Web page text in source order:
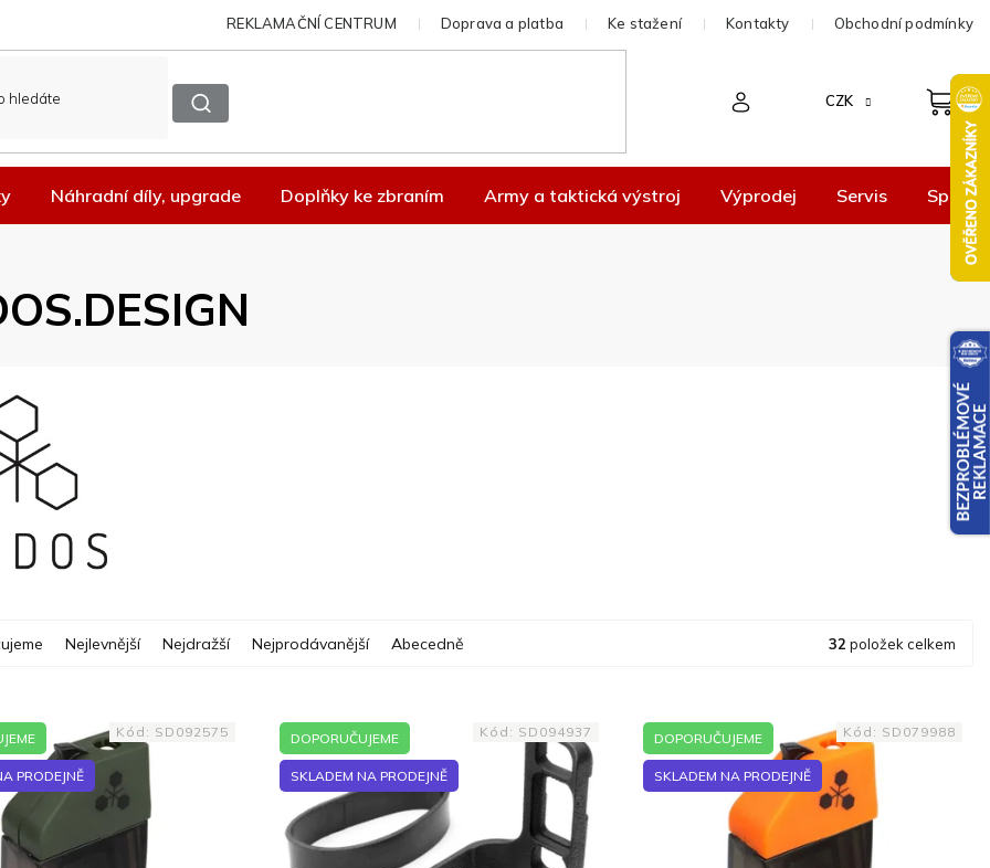
REKLAMAČNÍ CENTRUM Doprava a platba Ke stažení Kontakty Obchodní podmínky
CZK
Náhradní díly, upgrade Doplňky ke zbraním Army a taktická výstroj Výprodej Servis
Nejlevnější Nejdražší Nejprodávanější Abecedně 32 položek celkem
PRODEJNĚ
Kód: SD092575 DOPORUČUJEME
SKLADEM NA PRODEJNĚ
Kód: SD094937 DOPORUČUJEME
SKLADEM NA PRODEJNĚ
Kód: SD079988